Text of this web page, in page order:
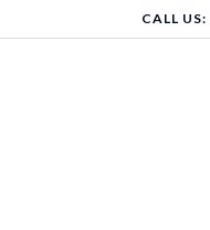
to
CALL US: